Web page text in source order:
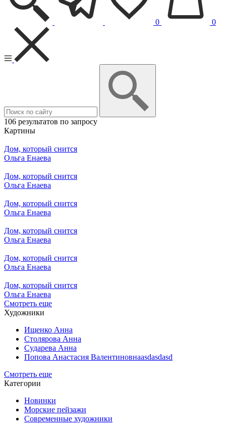
0 0
106 результатов по запросу
Картины
Дом, который снится
Ольга Енаева
Дом, который снится
Ольга Енаева
Дом, который снится
Ольга Енаева
Дом, который снится
Ольга Енаева
Дом, который снится
Ольга Енаева
Дом, который снится
Ольга Енаева
Смотреть еще
Художники
Ищенко Анна
Столярова Анна
Сударева Анна
Попова Анастасия Валентиновнаasdasdasd
Смотреть еще
Категории
Новинки
Морские пейзажи
Современные художники